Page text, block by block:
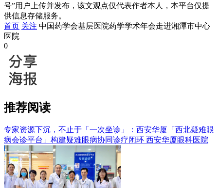
号”用户上传并发布，该文观点仅代表作者本人，本平台仅提
供信息存储服务。
首页 关注 中国药学会基层医院药学学术年会走进湘潭市中心
医院
0
推荐阅读
专家资源下沉，不止于「一次坐诊」：西安华厦「西北疑难眼
病会诊平台」构建疑难眼病协同诊疗闭环 西安华厦眼科医院